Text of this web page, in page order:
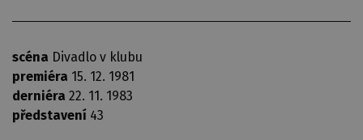
scéna Divadlo v klubu
premiéra 15. 12. 1981
derniéra 22. 11. 1983
představení 43